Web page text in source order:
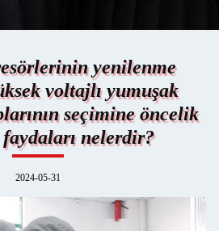
yenilenme
voltajlı yumuşak
seçimine öncelik
nelerdir?
2024-05-31